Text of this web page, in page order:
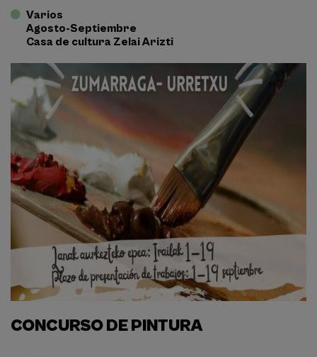
Varios
Agosto-Septiembre
Casa de cultura Zelai Arizti
CONCURSO DE PINTURA